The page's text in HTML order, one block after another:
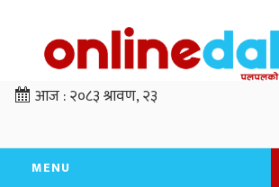
आज :२०८३ श्रावण, २३
MENU